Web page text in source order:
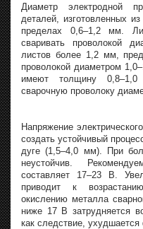
Диаметр электродной
деталей, изготовленных
пределах 0,6–1,2 мм.
сваривать проволокой
листов более 1,2 мм,
проволокой диаметром
имеют толщину 0,8–1,0
сварочную проволоку
Напряжение
создать устойчивый
дуге (1,5–4,0 мм). При
неустойчив.
составляет 17–23 В.
приводит к
окислению металла
ниже 17 В затрудняется
как следствие,